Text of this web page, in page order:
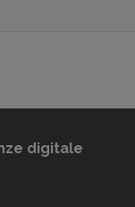
digitale